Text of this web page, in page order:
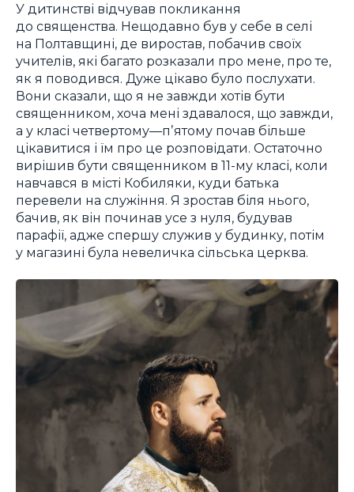
У дитинстві відчував покликання
до священства. Нещодавно був у себе в селі
на Полтавщині, де виростав, побачив своїх
учителів, які багато розказали про мене, про те,
як я поводився. Дуже цікаво було послухати.
Вони сказали, що я не завжди хотів бути
священником, хоча мені здавалося, що завжди,
а у класі четвертому—пʼятому почав більше
цікавитися і їм про це розповідати. Остаточно
вирішив бути священником в 11-му класі, коли
навчався в місті Кобиляки, куди батька
перевели на служіння. Я зростав біля нього,
бачив, як він починав усе з нуля, будував
парафії, адже спершу служив у будинку, потім
у магазині була невеличка сільська церква.